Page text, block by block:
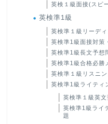
英検１級面接(スピ
英検準1級
英検準１級リーデ
英検準1級面接対策
英検準1級長文予想
英検準1級合格必勝
英検準１級リスニ
英検準1級ライティ
英検準１級英文
英検準1級ライ
題